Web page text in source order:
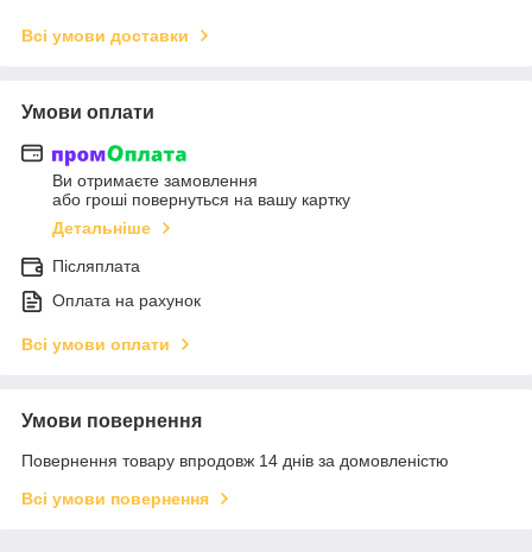
Всі умови доставки
Умови оплати
Ви отримаєте замовлення
або гроші повернуться на вашу картку
Детальніше
Післяплата
Оплата на рахунок
Всі умови оплати
Умови повернення
Повернення товару впродовж 14 днів за домовленістю
Всі умови повернення